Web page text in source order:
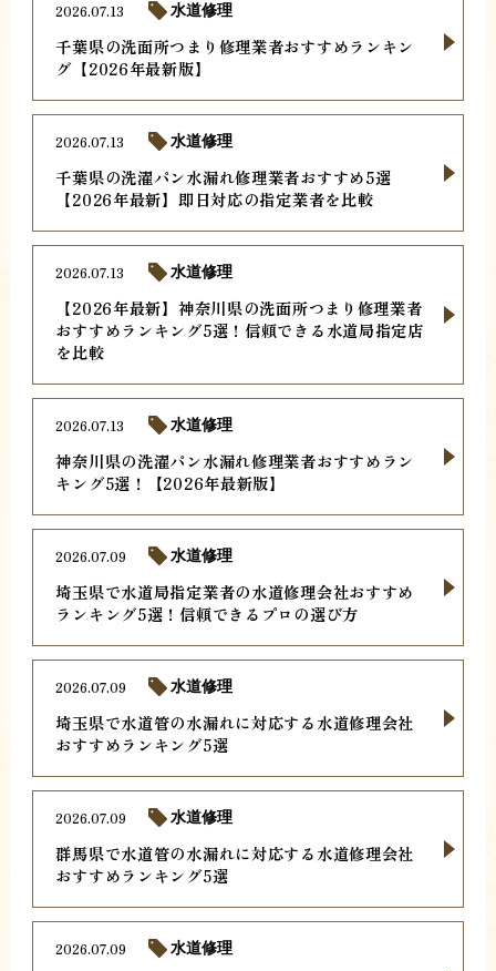
千葉県の洗面所つまり修理業者おすすめランキン
グ【2026年最新版】
2026.07.13 水道修理
千葉県の洗濯パン水漏れ修理業者おすすめ5選
【2026年最新】即日対応の指定業者を比較
2026.07.13 水道修理
【2026年最新】神奈川県の洗面所つまり修理業者
おすすめランキング5選！信頼できる水道局指定店
を比較
2026.07.13 水道修理
神奈川県の洗濯パン水漏れ修理業者おすすめラン
キング5選！【2026年最新版】
2026.07.13 水道修理
埼玉県で水道局指定業者の水道修理会社おすすめ
ランキング5選！信頼できるプロの選び方
2026.07.09 水道修理
埼玉県で水道管の水漏れに対応する水道修理会社
おすすめランキング5選
2026.07.09 水道修理
群馬県で水道管の水漏れに対応する水道修理会社
おすすめランキング5選
2026.07.09 水道修理
2026.07.09 水道修理